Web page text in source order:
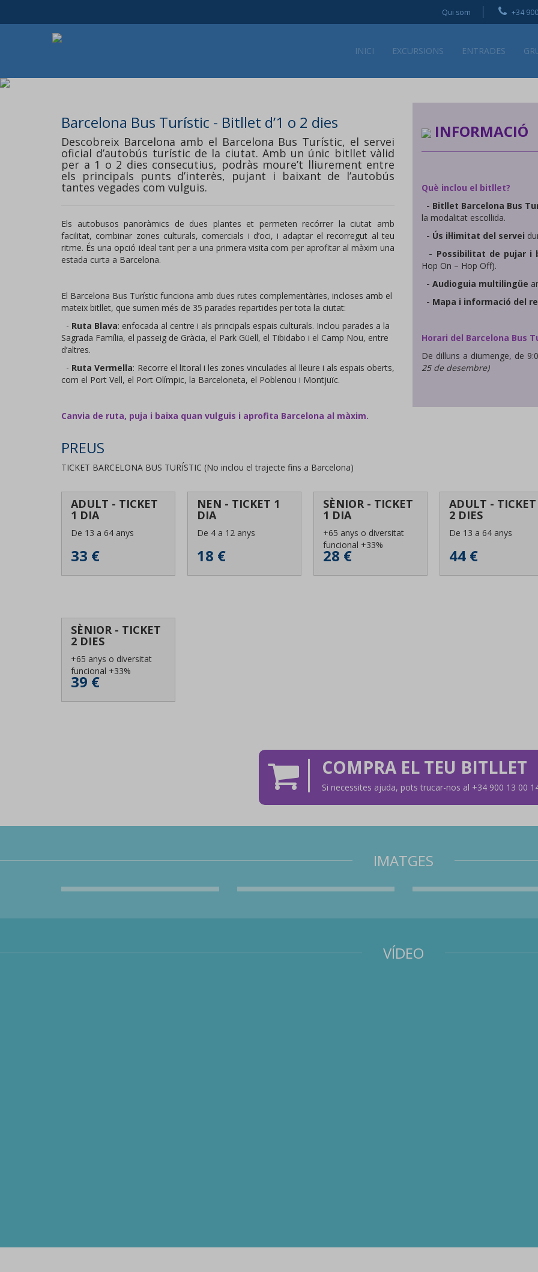
Qui som +34
INICI EXCURSIONS ENTRADES
Barcelona Bus Turístic - Bitllet d’1 o 2 dies
Descobreix Barcelona amb el Barcelona Bus Turístic, el servei
oficial d’autobús turístic de la ciutat. Amb un únic bitllet vàlid
per a 1 o 2 dies consecutius, podràs moure’t lliurement entre
els principals punts d’interès, pujant i baixant de l’autobús
tantes vegades com vulguis.
Els autobusos panoràmics de dues plantes et permeten recórrer la ciutat amb
facilitat, combinar zones culturals, comercials i d’oci, i adaptar el recorregut al teu
ritme. És una opció ideal tant per a una primera visita com per aprofitar al màxim una
estada curta a Barcelona.
El Barcelona Bus Turístic funciona amb dues rutes complementàries, incloses amb el
mateix bitllet, que sumen més de 35 parades repartides per tota la ciutat:
- Ruta Blava: enfocada al centre i als principals espais culturals. Inclou parades a la
Sagrada Família, el passeig de Gràcia, el Park Güell, el Tibidabo i el Camp Nou, entre
d’altres.
- Ruta Vermella: Recorre el litoral i les zones vinculades al lleure i als espais oberts,
com el Port Vell, el Port Olímpic, la Barceloneta, el Poblenou i Montjuïc.
Canvia de ruta, puja i baixa quan vulguis i aprofita Barcelona al màxim.
INFORMACIÓ
Què inclou el bitllet?
- Bitllet Barcelona Bus
la modalitat escollida.
- Ús il·limitat del servei
- Possibilitat de pujar i
Hop On – Hop Off).
- Audioguia multilingüe
- Mapa i informació del
Horari del Barcelona Bus
De dilluns a diumenge, de
25 de desembre)
PREUS
TICKET BARCELONA BUS TURÍSTIC (No inclou el trajecte fins a Barcelona)
ADULT - TICKET
1 DIA
De 13 a 64 anys
33 €
NEN - TICKET 1
DIA
De 4 a 12 anys
18 €
SÈNIOR - TICKET
1 DIA
+65 anys o diversitat
funcional +33%
28 €
ADULT - TICKET
2 DIES
De 13 a 64 anys
44 €
SÈNIOR - TICKET
2 DIES
+65 anys o diversitat
funcional +33%
39 €
COMPRA EL TEU BITLLET
Si necessites ajuda, pots trucar-nos al +34 900 13 00
IMATGES
VÍDEO